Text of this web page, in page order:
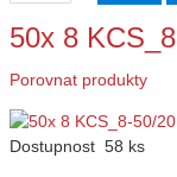
50x 8
Porovnat produkty
Dostupnost 58 ks